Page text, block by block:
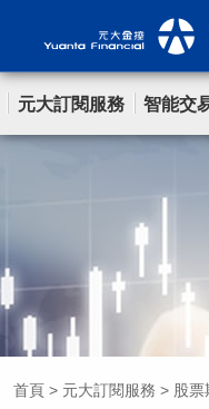
元大訂閱服務 智能交
首頁 > 元大訂閱服務 > 股票